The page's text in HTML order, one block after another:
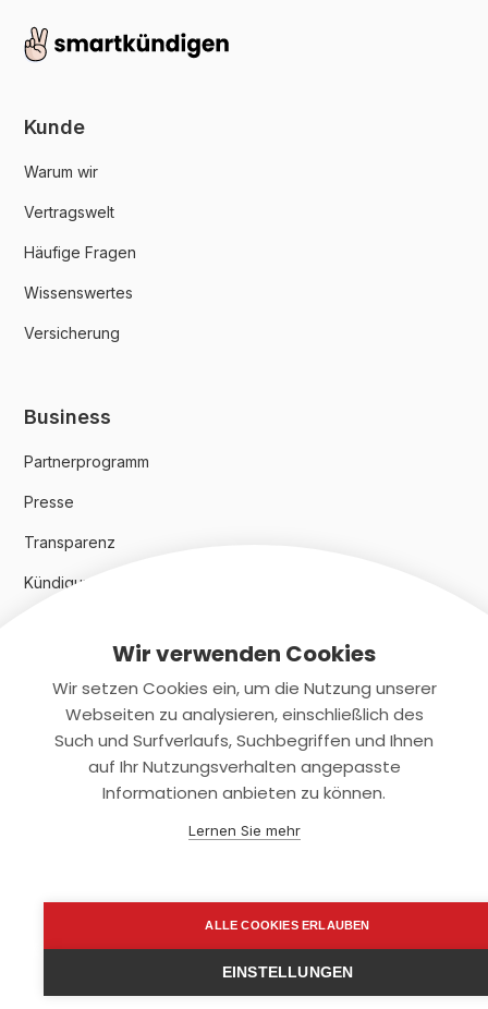
Kunde
Warum wir
Vertragswelt
Häufige Fragen
Wissenswertes
Versicherung
Business
Partnerprogramm
Presse
Transparenz
Kündigungsindex 2024
Rechtliches
Datenschutz
support@smartkuendigen.de
Wir verwenden Cookies
Wir setzen Cookies ein, um die Nutzung unserer
Webseiten zu analysieren, einschließlich des
Such und Surfverlaufs, Suchbegriffen und Ihnen
auf Ihr Nutzungsverhalten angepasste
Informationen anbieten zu können.
Lernen Sie mehr
ALLE COOKIES ERLAUBEN
EINSTELLUNGEN